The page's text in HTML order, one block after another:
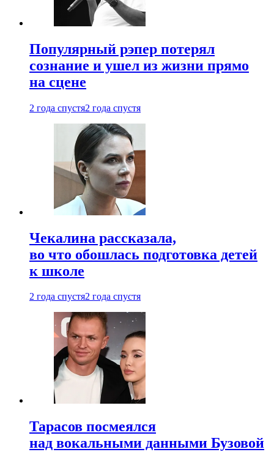
Популярный рэпер потерял
сознание и ушел из жизни прямо
на сцене
2 года спустя2 года спустя
Чекалина рассказала,
во что обошлась подготовка детей
к школе
2 года спустя2 года спустя
Тарасов посмеялся
над вокальными данными Бузовой